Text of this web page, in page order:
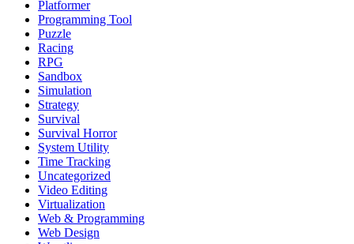
Platformer
Programming Tool
Puzzle
Racing
RPG
Sandbox
Simulation
Strategy
Survival
Survival Horror
System Utility
Time Tracking
Uncategorized
Video Editing
Virtualization
Web & Programming
Web Design